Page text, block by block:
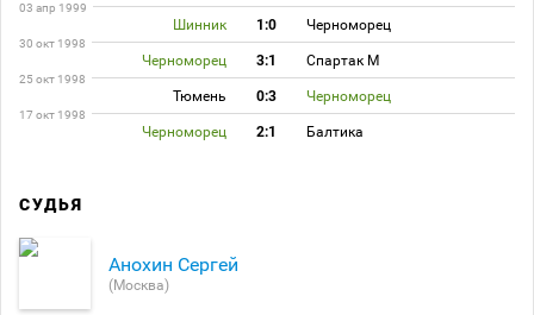
03 апр 1999
Шинник 1:0 Черноморец
30 окт 1998
Черноморец 3:1 Спартак М
25 окт 1998
Тюмень 0:3 Черноморец
17 окт 1998
Черноморец 2:1 Балтика
СУДЬЯ
Анохин Сергей
(Москва)